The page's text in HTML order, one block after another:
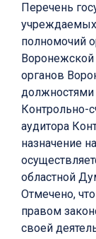
Перечень
учреждаемых
полномочий
Воронежской
органов
должностями
Контрольно-
аудитора
назначение
областной
Отмечено,
правом
своей